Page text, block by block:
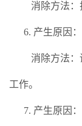
消除方法：拧
6. 产生原因：
消除方法：调
工作。
7. 产生原因：